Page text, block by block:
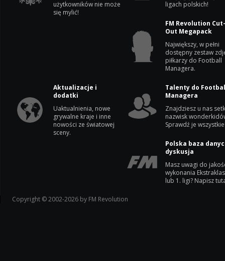
użytkowników nie może
się mylić!
ligach polskich!
FM Revolution
Out Megapack
Największy, w pełni
dostępny zestaw
piłkarzy do Football
Managera.
Aktualizacje i
dodatki
Uaktualnienia, nowe
grywalne kraje i inne
nowości ze światowej
sceny.
Talenty do
Managera
Znajdziesz u nas
nazwisk
Sprawdź je
Polska baza
dyskusja
Masz uwagi do
wykonania
lub 1. ligi? Napisz
Copyright © 2002-2026 by FM Revolution